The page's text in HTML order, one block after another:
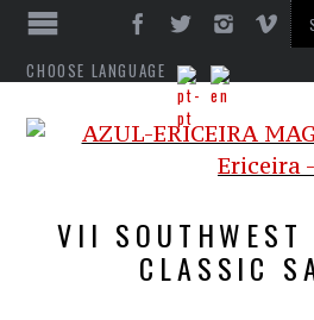
CHOOSE LANGUAGE
VII SOUTHWEST
CLASSIC